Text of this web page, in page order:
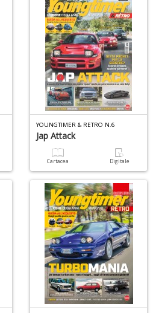
YOUNGTIMER & RETRO N.6
Jap Attack
Cartacea Digitale